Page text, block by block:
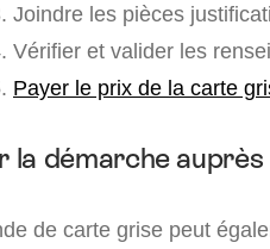
Joindre les pièces
Vérifier et valider les
Payer le prix de la carte
la démarche auprès
de carte grise peut